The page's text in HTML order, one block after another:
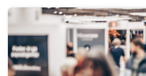
evento imperdibile. Durante questa
Brera e Tortona si animano con mostre ed
comune, evidenziando il meglio della
dell'innovazione milanese.
Ma Milano è anche una città che sa
arte. L'Ultima Cena di Leonardo da Vinci è
più celebri e potrai ammirarlo presso il